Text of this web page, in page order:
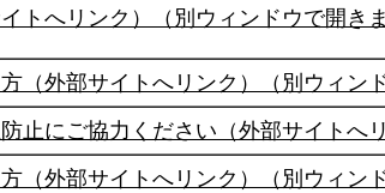
トへリンク）（別ウィンドウで開きま
（外部サイトへリンク）（別ウィン
止にご協力ください（外部サイトへ
（外部サイトへリンク）（別ウィン